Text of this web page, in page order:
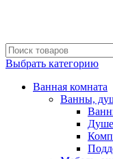
Выбрать категорию
Ванная комната
Ванны,